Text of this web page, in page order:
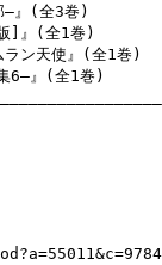
―』(全3巻)
]』(全1巻)
ン天使』(全1巻)
6―』(全1巻)